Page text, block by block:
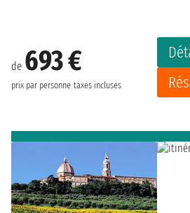
de 693 €
prix par personne taxes incluses